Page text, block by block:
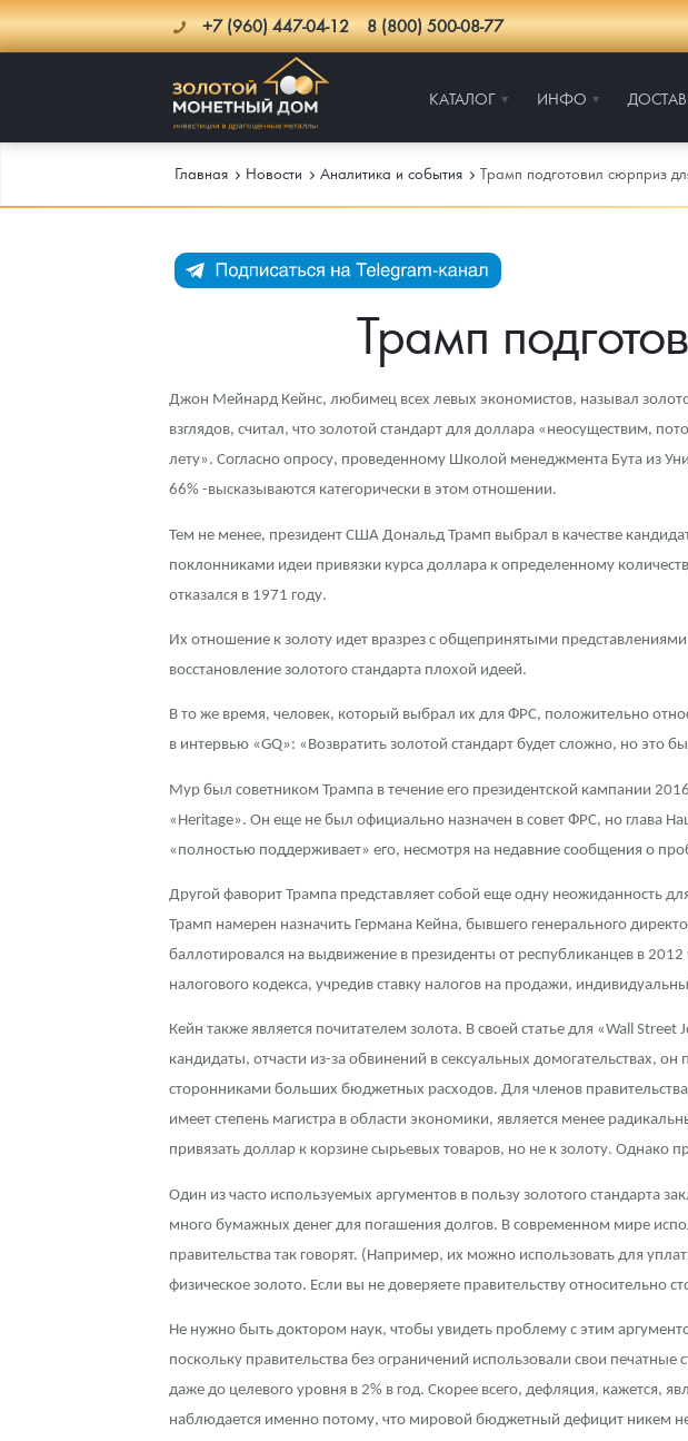
+7 (960) 447-04-12 8 (800) 500-08-77
КАТАЛОГ ИНФО
Каталог
Монеты Россия и СССР
Памятные и старинные монеты
Монеты Царской России
Монеты стран мира после 1950г
Георгий Победоносец
Золотой червонец Сеятель
Золотые слитки
Аксессуары
Год Лошади
Флот: ледоколы и корабли
Ювелирные изделия
Золотая карманная галерея
Наборы подарочных и коллекционных монет
Монеты и жетоны из недрагоценных металлов
Подлинность монет
Гарантии
Выкуп серебряных монет
Вопрос - ответ
Памятка для работы с монетами из драгметаллов
Монеты
Политика конфиденциальности
Положение по обработке и защите персональных данных
Услуги
Информация
Распродажа монет и жетонов
Аналитика и события
Итоги 2025 года. Прогноз курсов золота, серебра, платины на 2026 год
Георгий Победоносец - динамика цен
Котировки
Курс золота и серебра
Лом выкуп
Скупка слитков
О нас
Наши преимущества
Пресс-служба
Главная Новости Аналитика и события Трамп подготовил сюрприз
Трамп
Джон Мейнард Кейнс, любимец всех левых экономистов, называл
взглядов, считал, что золотой стандарт для доллара «неосуществим,
лету». Согласно опросу, проведенному Школой менеджмента Бута из
66% -высказываются категорически в этом отношении.
Тем не менее, президент США Дональд Трамп выбрал в качестве
поклонниками идеи привязки курса доллара к определенному
отказался в 1971 году.
Их отношение к золоту идет вразрез с общепринятыми
восстановление золотого стандарта плохой идеей.
В то же время, человек, который выбрал их для ФРС, положительно
в интервью «GQ»: «Возвратить золотой стандарт будет сложно, но это
Мур был советником Трампа в течение его президентской кампании
«Heritage». Он еще не был официально назначен в совет ФРС, но глава
«полностью поддерживает» его, несмотря на недавние сообщения о
Другой фаворит Трампа представляет собой еще одну неожиданность
Трамп намерен назначить Германа Кейна, бывшего генерального
баллотировался на выдвижение в президенты от республиканцев в
налогового кодекса, учредив ставку налогов на продажи,
Кейн также является почитателем золота. В своей статье для «Wall
кандидаты, отчасти из-за обвинений в сексуальных домогательствах,
сторонниками больших бюджетных расходов. Для членов
имеет степень магистра в области экономики, является менее
привязать доллар к корзине сырьевых товаров, но не к золоту. Однако
Один из часто используемых аргументов в пользу золотого стандарта
много бумажных денег для погашения долгов. В современном мире
правительства так говорят. (Например, их можно использовать для
физическое золото. Если вы не доверяете правительству относительно
Не нужно быть доктором наук, чтобы увидеть проблему с этим
поскольку правительства без ограничений использовали свои
даже до целевого уровня в 2% в год. Скорее всего, дефляция, кажется,
наблюдается именно потому, что мировой бюджетный дефицит никем не